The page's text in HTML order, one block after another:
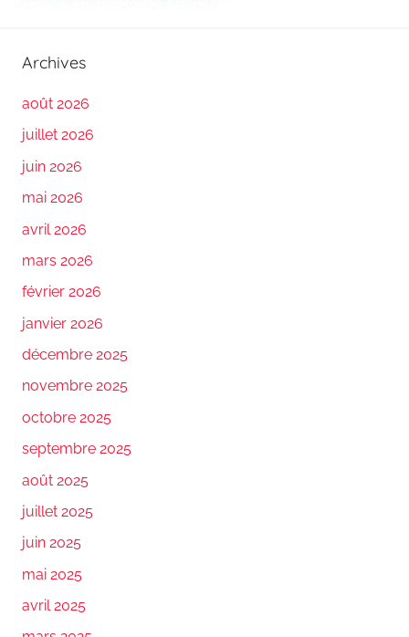
Archives
août 2026
juillet 2026
juin 2026
mai 2026
avril 2026
mars 2026
février 2026
janvier 2026
décembre 2025
novembre 2025
octobre 2025
septembre 2025
août 2025
juillet 2025
juin 2025
mai 2025
avril 2025